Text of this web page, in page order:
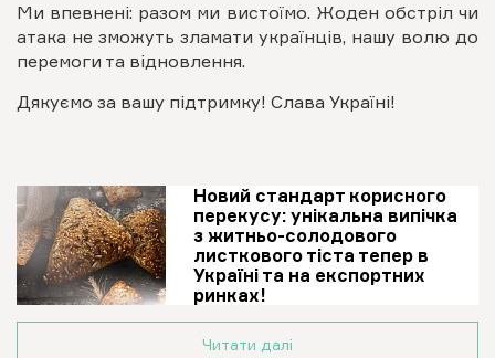
Ми впевнені: разом ми вистоїмо. Жоден обстріл чи
атака не зможуть зламати українців, нашу волю до
перемоги та відновлення.
Дякуємо за вашу підтримку! Слава Україні!
Новий стандарт корисного
перекусу: унікальна випічка
з житньо-солодового
листкового тіста тепер в
Україні та на експортних
ринках!
Читати далі